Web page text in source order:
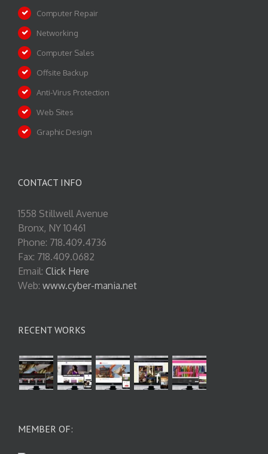
Computer Repair
Networking
Computer Sales
Offsite Backup
Anti-Virus Protection
Web Sites
Graphic Design
CONTACT INFO
1558 Stillwell Avenue
Bronx, NY 10461
Phone: 718.409.4736
Fax: 718.409.0682
Email: Click Here
Web: www.cyber-mania.net
RECENT WORKS
MEMBER OF: